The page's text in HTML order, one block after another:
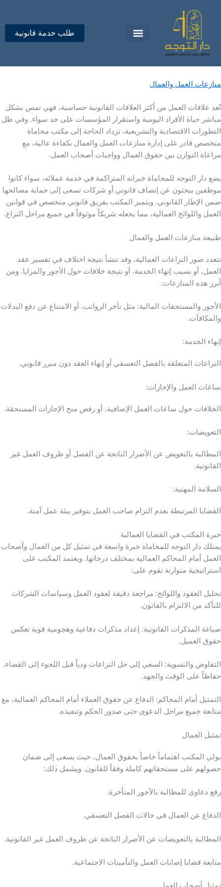
المحتوى
طلب خدمة قانونية
منازعات العمل والعمال
تُعد علاقات العمل من أكثر العلاقات القانونية حساسية، فهي تمس بشكل
مباشر حياة الأفراد اليومية واستقرار المؤسسات على حد سواء. وفي ظل
التطورات الاقتصادية والتشريعية، تزداد الحاجة إلى مكتب محاماة
متخصص قادر على إدارة منازعات العمل والعمال بكفاءة عالية، مع
مراعاة التوازن بين حقوق العمال وواجبات أصحاب العمل.
يضع دار التوجه للمحاماة خبراته المتراكمة في خدمة عملائه، سواء كانوا
موظفين يبحثون عن إنصاف قانوني أو شركات تسعى إلى حماية مصالحها
ضمن الإطار القانوني. ويتميز المكتب بفريق قانوني متخصص في قوانين
العمل واللوائح العمالية، مما يجعله شريكاً موثوقاً في جميع مراحل النزاع.
طبيعة منازعات العمل والعمال
تتعدد صور النزاعات العمالية، وقد تنشأ نتيجة اختلاف في تفسير عقد
العمل، أو بسبب إنهاء الخدمة، أو نتيجة خلافات حول الأجور والمزايا. ومن
أبرز هذه المنازعات:
الأجور والمستحقات المالية: مثل تأخر الرواتب، أو الامتناع عن دفع البدلات
والمكافآت.
إنهاء الخدمة:
النزاعات المتعلقة بالفصل التعسفي أو إنهاء العقد دون مبرر قانوني.
ساعات العمل والإجازات:
الخلافات حول ساعات العمل الإضافية، أو رفض منح الإجازات المستحقة.
التعويضات:
المطالبة بالتعويض عن الأضرار الناتجة عن الفصل أو ظروف العمل غير
القانونية.
السلامة المهنية:
القضايا المرتبطة بعدم التزام صاحب العمل بتوفير بيئة عمل آمنة.
خبرة المكتب في القضايا العمالية
يمتلك دار التوجه للمحاماة خبرة واسعة في تمثيل كل من العمال وأصحاب
العمل أمام المحاكم العمالية بمختلف درجاتها. ويعتمد المكتب على
استراتيجية متوازنة تقوم على:
تحليل العقود واللوائح: مراجعة دقيقة لعقود العمل وسياسات الشركات
للتأكد من الالتزام بالقانون.
صياغة المذكرات القانونية: إعداد مذكرات دفاعية وهجومية قوية تعكس
حقوق العميل.
التفاوض والتسوية: السعي إلى حل النزاعات ودياً قبل اللجوء إلى القضاء،
حفاظاً على الوقت والجهد.
التمثيل أمام المحاكم: الدفاع عن حقوق العملاء أمام المحاكم العمالية، مع
متابعة جميع مراحل الدعوى حتى صدور الحكم وتنفيذه.
تمثيل العمال
يولي المكتب اهتماماً خاصاً بحقوق العمال، حيث يسعى إلى ضمان
حصولهم على مستحقاتهم كاملة وفقاً للقانون. ويشمل ذلك:
رفع دعاوى للمطالبة بالأجور المتأخرة.
الدفاع عن العمال في حالات الفصل التعسفي.
المطالبة بالتعويضات عن الأضرار الناتجة عن ظروف العمل غير القانونية.
متابعة قضايا إصابات العمل والتأمينات الاجتماعية.